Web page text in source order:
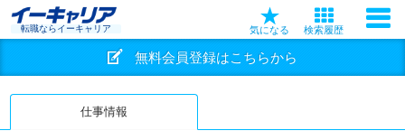
転職ならイーキャリア 気になる 検索履歴
無料会員登録はこちらから
仕事情報